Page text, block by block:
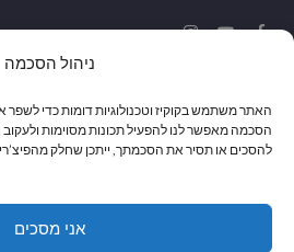
ניהול הסכמה
האתר משתמש בקוקיז וטכנולוגיות דומות כדי לשפר
הסכמה מאפשר לנו להפעיל תכונות מסוימות
להסכים או תסיר את הסכמתך, ייתכן שחלק
אני מסכים